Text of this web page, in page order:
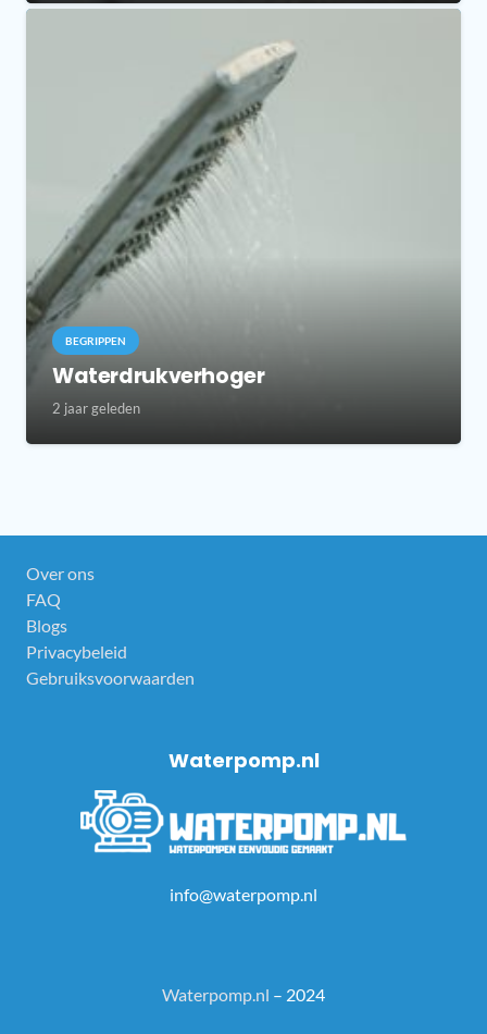
BEGRIPPEN
Waterdrukverhoger
2 jaar geleden
Over ons
FAQ
Blogs
Privacybeleid
Gebruiksvoorwaarden
Waterpomp.nl
info@waterpomp.nl
Waterpomp.nl – 2024